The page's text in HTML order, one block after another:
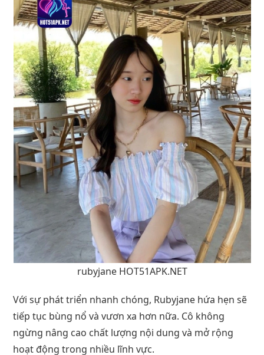
rubyjane HOT51APK.NET
Với sự phát triển nhanh chóng, Rubyjane hứa hẹn sẽ
tiếp tục bùng nổ và vươn xa hơn nữa. Cô không
ngừng nâng cao chất lượng nội dung và mở rộng
hoạt động trong nhiều lĩnh vực.